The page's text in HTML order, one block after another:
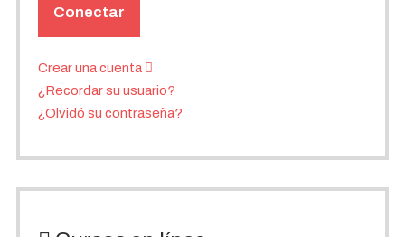
Conectar
Crear una cuenta
¿Recordar su usuario?
¿Olvidó su contraseña?